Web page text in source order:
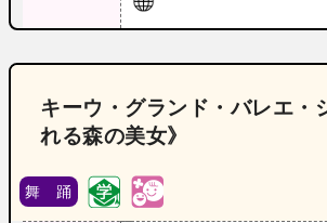
キーウ・グランド・バレエ・
れる森の美女》
舞 踊